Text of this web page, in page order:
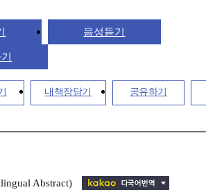
음성듣기
내책장담기 공유하기
Abstract)